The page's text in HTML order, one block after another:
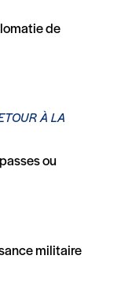
de
À LA
ou
militaire